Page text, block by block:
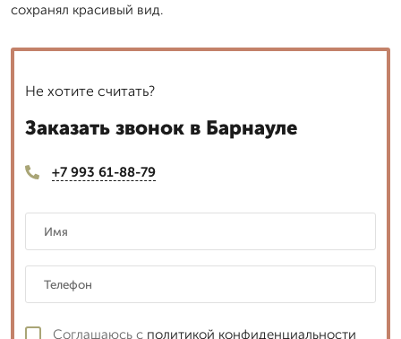
сохранял красивый вид.
Не хотите считать?
Заказать звонок в Барнауле
+7 993 61-88-79
Соглашаюсь с политикой конфиденциальности